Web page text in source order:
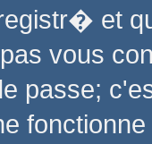
et
vous
passe;